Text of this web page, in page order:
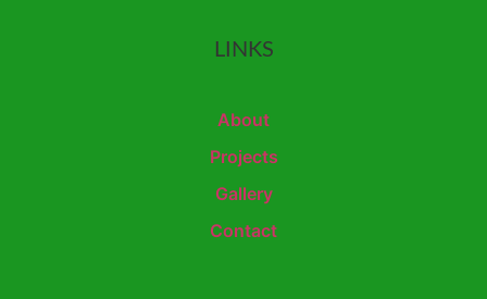
LINKS
About
Projects
Gallery
Contact